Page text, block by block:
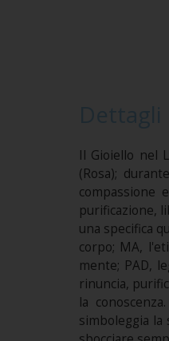
Il Gioiello nel
(Rosa);
compassione
purificazione,
una specifica
corpo; MA,
mente; PAD,
rinuncia,
la
simboleggia